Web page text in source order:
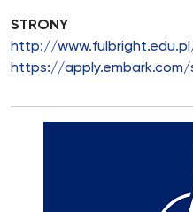
STRONY
http://
https://